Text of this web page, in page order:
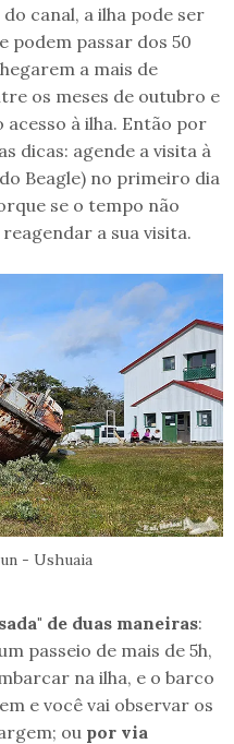
canal, a ilha pode ser
podem passar dos 50
a mais de
os meses de outubro e
à ilha. Então por
dicas: agende a visita à
Beagle) no primeiro dia
se o tempo não
a sua visita.
- Ushuaia
de duas maneiras:
passeio de mais de 5h,
na ilha, e o barco
e você vai observar os
ou por via